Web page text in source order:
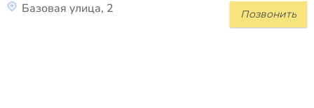
Позвонить
Базовая улица, 2